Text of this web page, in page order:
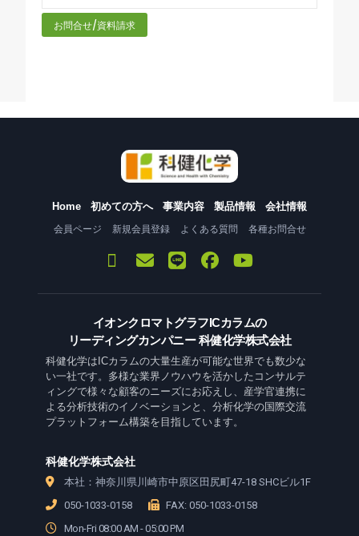
お問合せ/資料請求
Home 初めての方へ 事業内容 製品情報 会社情報
会員ページ 新規会員登録 よくある質問 各種お問合せ
イオンクロマトグラフICカラムの
リーディングカンパニー 科健化学株式会社
科健化学はICカラムの大量生産が可能な世界でも数少な
い一社です。多様な業界ノウハウを活かしたコンサルテ
ィングで様々な顧客のニーズにお応えし、産学官連携に
よる分析技術のイノベーションと、分析化学の国際交流
プラットフォーム構築を目指しています。
科健化学株式会社
本社：神奈川県川崎市中原区田尻町47-18 SHCビル1F
050-1033-0158
FAX: 050-1033-0158
Mon-Fri 08:00 AM - 05:00 PM